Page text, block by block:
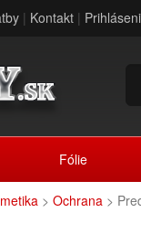
| Kontakt |
Fólie
> Ochrana >